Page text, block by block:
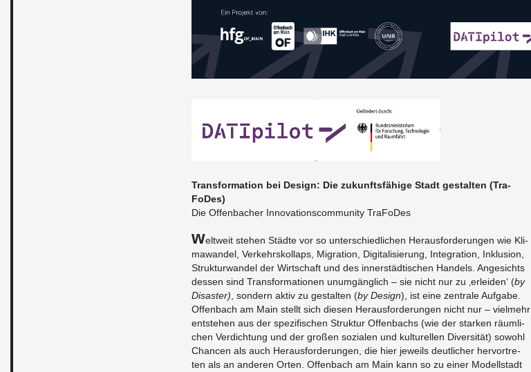
Trans­for­ma­ti­on bei De­sign: Die zu­kunfts­fä­hi­ge Stadt ge­stal­ten (Tra­
Fo­Des)
Die Of­fen­ba­cher In­no­va­ti­ons­com­mu­ni­ty Tra­Fo­Des
Welt­weit ste­hen Städ­te vor so un­ter­schied­li­chen Her­aus­for­de­run­gen wie Kli­
ma­wan­del, Ver­kehrs­kol­laps, Mi­gra­ti­on, Di­gi­ta­li­sie­rung, In­te­gra­ti­on, In­klu­si­on,
Struk­tur­wan­del der Wirt­schaft und des in­ner­städ­ti­schen Han­dels. An­ge­sichts
des­sen sind Trans­for­ma­tio­nen un­um­gäng­lich – sie nicht nur zu ‚er­lei­den‘ (by
Di­sas­ter) , son­dern aktiv zu ge­stal­ten (by De­sign), ist eine zen­tra­le Auf­ga­be.
Of­fen­bach am Main stellt sich die­sen Her­aus­for­de­run­gen nicht nur – viel­mehr
ent­ste­hen aus der spe­zi­fi­schen Struk­tur Of­fen­bachs (wie der star­ken räum­li­
chen Ver­dich­tung und der gro­ßen so­zia­len und kul­tu­rel­len Di­ver­si­tät) so­wohl
Chan­cen als auch Her­aus­for­de­run­gen, die hier je­weils deut­li­cher her­vor­tre­
ten als an an­de­ren Orten. Of­fen­bach am Main kann so zu einer Mo­dell­stadt